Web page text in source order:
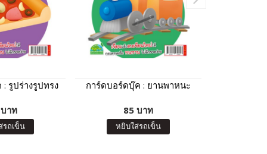
รูปร่างรูปทรง
าท
รถเข็น
การ์ดบอร์ดบุ๊ค : ยานพาหนะ
85 บาท
หยิบใส่รถเข็น